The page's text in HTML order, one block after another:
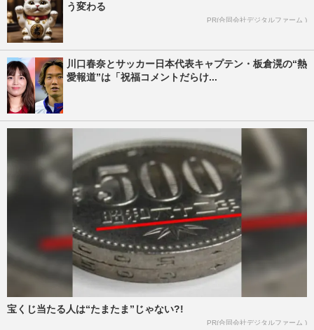
う変わる
PR(合同会社デジタルファーム )
川口春奈とサッカー日本代表キャプテン・板倉滉の“熱
愛報道”は「祝福コメントだらけ...
宝くじ当たる人は“たまたま”じゃない?!
PR(合同会社デジタルファーム )